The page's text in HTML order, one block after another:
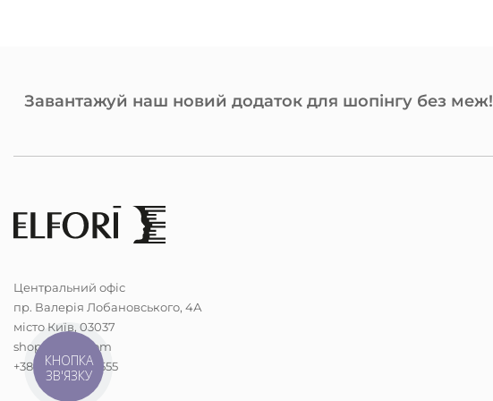
Завантажуй наш новий додаток для шопінгу без меж!
Центральний офіс
пр. Валерія Лобановського, 4А
місто Київ, 03037
shop@elfori.com
+38 (068) 298-5555
КНОПКА
ЗВ'ЯЗКУ